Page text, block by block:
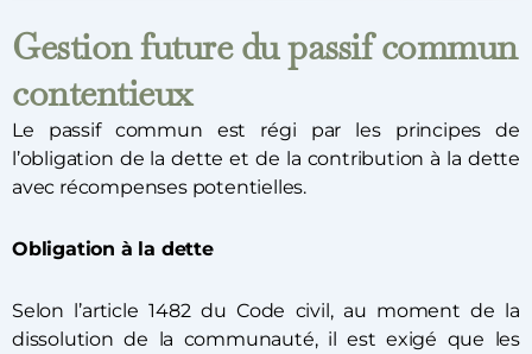
Gestion future du passif commun
contentieux
Le passif commun est régi par les principes de
l’obligation de la dette et de la contribution à la dette
avec récompenses potentielles.
Obligation à la dette
Selon l’article 1482 du Code civil, au moment de la
dissolution de la communauté, il est exigé que les